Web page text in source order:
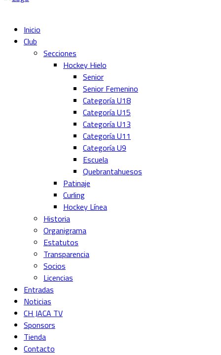
Inicio
Club
Secciones
Hockey Hielo
Senior
Senior Femenino
Categoría U18
Categoría U15
Categoría U13
Categoría U11
Categoría U9
Escuela
Quebrantahuesos
Patinaje
Curling
Hockey Línea
Historia
Organigrama
Estatutos
Transparencia
Socios
Licencias
Entradas
Noticias
CH JACA TV
Sponsors
Tienda
Contacto